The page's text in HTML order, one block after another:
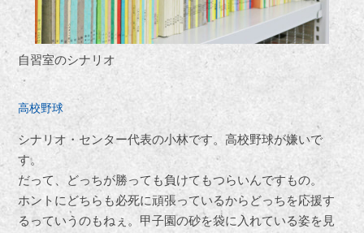
自習室のシナリオ
高校野球
シナリオ・センター代表の小林です。高校野球が嫌いで
す。
だって、どっちが勝っても負けてもつらいんですもの。
ホントにどちらも必死に頑張っているからどっちを応援す
るっていうのもねぇ。甲子園の砂を袋に入れている姿を見